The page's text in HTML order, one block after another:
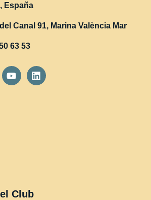
España
Canal 91, Marina València Mar
63 53
Club